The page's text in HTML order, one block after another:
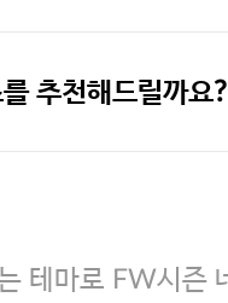
5만원 이
쿠폰(8.1~31)
추천해드릴까요?
테마로 FW시즌